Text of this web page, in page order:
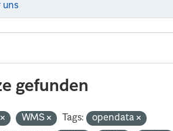
uns
gefunden
WMS Tags:
opendata